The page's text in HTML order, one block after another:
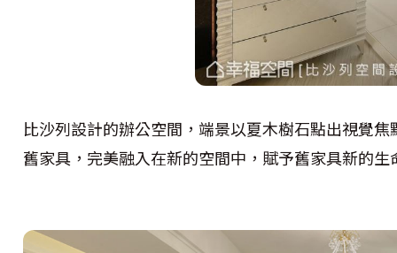
比沙列設計的辦公空間，端景以夏木樹石點出視覺
舊家具，完美融入在新的空間中，賦予舊家具新的生